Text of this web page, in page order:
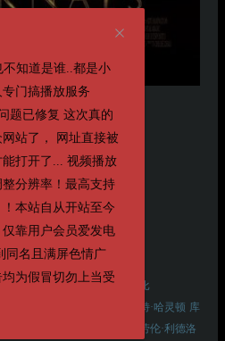
不知道是谁..都是小
门搞播放服务
题已修复 这次真的
站了， 网址直接被
打开了... 视频播放
分辨率！最高支持
本站自从开站至今
靠用户会员爱发电
同名且满屏色情广
为假冒切勿上当受
·弗雷波 马修·弗雷波 杰克·科比
基特·哈灵顿 库
劳伦·利德洛